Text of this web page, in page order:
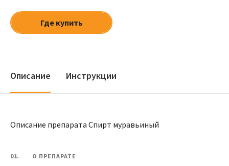
Где купить
Описание Инструкции
Описание препарата Спирт муравьиный
01. О ПРЕПАРАТЕ